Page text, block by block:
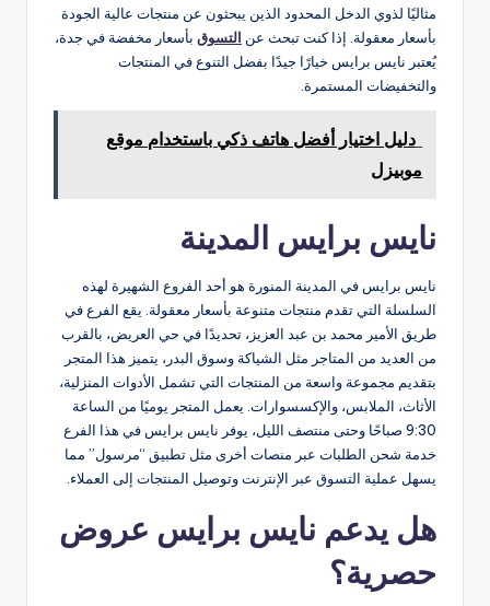
مثاليًا لذوي الدخل المحدود الذين يبحثون عن منتجات عالية الجودة
بأسعار معقولة​. إذا كنت تبحث عن التسوق بأسعار مخفضة في جدة،
يُعتبر نايس برايس خيارًا جيدًا بفضل التنوع في المنتجات
والتخفيضات المستمرة.
دليل اختيار أفضل هاتف ذكي باستخدام موقع
موبيزل
نايس برايس المدينة
نايس برايس في المدينة المنورة هو أحد الفروع الشهيرة لهذه
السلسلة التي تقدم منتجات متنوعة بأسعار معقولة. يقع الفرع في
طريق الأمير محمد بن عبد العزيز، تحديدًا في حي العريض، بالقرب
من العديد من المتاجر مثل الشياكة وسوق البدر​، يتميز هذا المتجر
بتقديم مجموعة واسعة من المنتجات التي تشمل الأدوات المنزلية،
الأثاث، الملابس، والإكسسوارات​. يعمل المتجر يوميًا من الساعة
9:30 صباحًا وحتى منتصف الليل​، يوفر نايس برايس في هذا الفرع
خدمة شحن الطلبات عبر منصات أخرى مثل تطبيق “مرسول” مما
يسهل عملية التسوق عبر الإنترنت وتوصيل المنتجات إلى العملاء.​
هل يدعم نايس برايس عروض
حصرية؟